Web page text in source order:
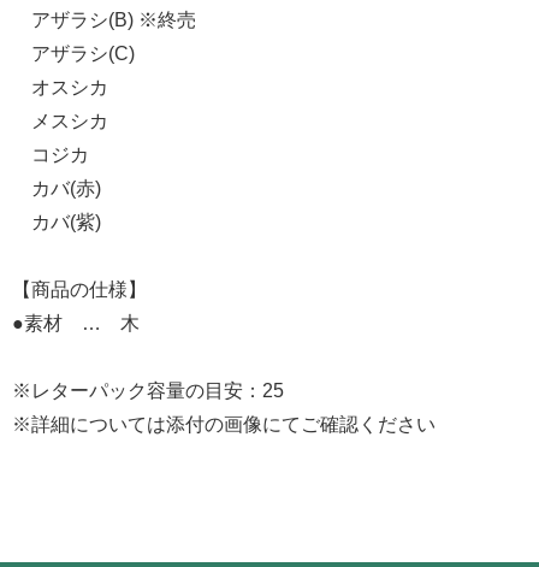
アザラシ(B) ※終売
アザラシ(C)
オスシカ
メスシカ
コジカ
カバ(赤)
カバ(紫)
【商品の仕様】
●素材 … 木
※レターパック容量の目安：25
※詳細については添付の画像にてご確認ください